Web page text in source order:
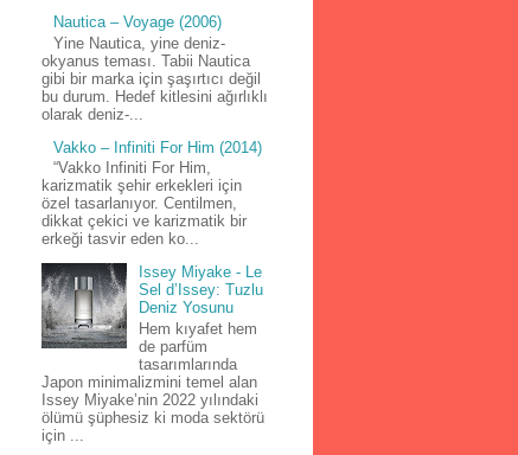
Nautica – Voyage (2006)
Yine Nautica, yine deniz-
okyanus teması. Tabii Nautica
gibi bir marka için şaşırtıcı değil
bu durum. Hedef kitlesini ağırlıklı
olarak deniz-...
Vakko – Infiniti For Him (2014)
“Vakko Infiniti For Him,
karizmatik şehir erkekleri için
özel tasarlanıyor. Centilmen,
dikkat çekici ve karizmatik bir
erkeği tasvir eden ko...
Issey Miyake - Le
Sel d’Issey: Tuzlu
Deniz Yosunu
Hem kıyafet hem
de parfüm
tasarımlarında
Japon minimalizmini temel alan
Issey Miyake’nin 2022 yılındaki
ölümü şüphesiz ki moda sektörü
için ...